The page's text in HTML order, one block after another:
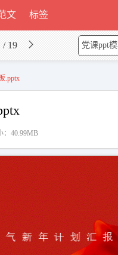
文 标签
/ 19
.pptx
：40.99MB